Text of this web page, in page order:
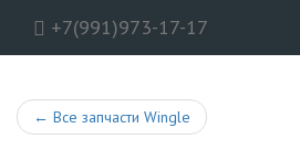
+7(991)973-17-17
← Все запчасти Wingle